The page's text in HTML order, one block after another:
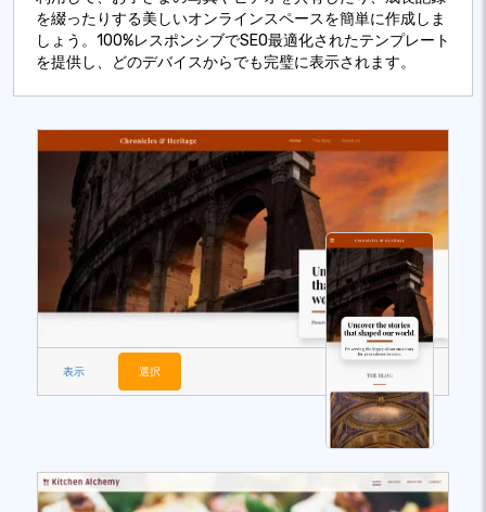
を綴ったりする美しいオンラインスペースを簡単に作成しま
しょう。100%レスポンシブでSEO最適化されたテンプレート
を提供し、どのデバイスからでも完璧に表示されます。
表示 選択